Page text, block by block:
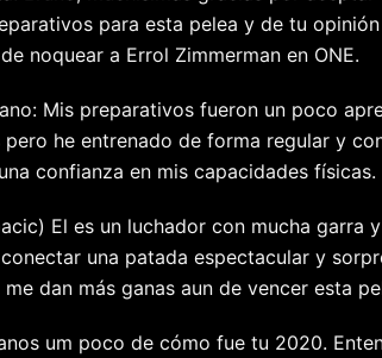
para esta pelea y de tu
noquear a Errol Zimmerman en ONE.
Mis preparativos fueron un poco
pero he entrenado de forma regular y
confianza en mis capacidades físicas.
El es un luchador con mucha garra
una patada espectacular y
dan más ganas aun de vencer esta
um poco de cómo fue tu 2020.